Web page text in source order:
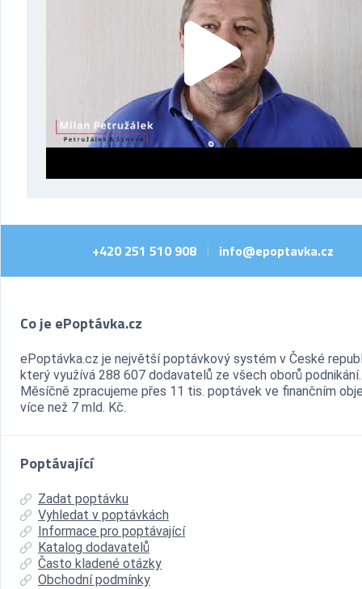
+420 251 510 908 info@epoptavka.cz
Co je ePoptávka.cz
ePoptávka.cz je největší poptávkový systém v České
který využívá 288 607 dodavatelů ze všech oborů podnikání.
Měsíčně zpracujeme přes 11 tis. poptávek ve finančním
více než 7 mld. Kč.
Poptávající
Zadat poptávku
Vyhledat v poptávkách
Informace pro poptávající
Katalog dodavatelů
Často kladené otázky
Obchodní podmínky